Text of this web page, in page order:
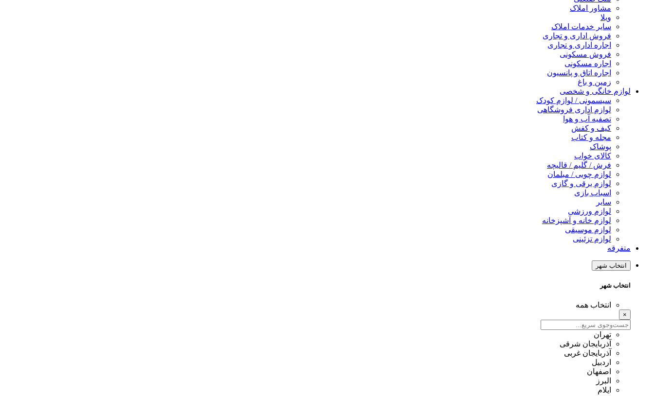
مشاور املاک
ویلا
سایر خدمات املاک
فروش اداری و تجاری
اجاره اداری و تجاری
فروش مسکونی
اجاره مسکونی
اجاره اتاق و پانسیون
زمین و باغ
لوازم خانگی و شخصی
سیسمونی / لوازم کودک
لوازم اداری فروشگاهی
تصفیه آب و هوا
کیف و کفش
مجله و کتاب
پوشاک
کالای خواب
فرش / گلیم / قالیچه
لوازم چوبی / مبلمان
لوازم برقی و گازی
اسباب بازی
سایر
لوازم ورزشی
لوازم خانه و آشپزخانه
لوازم موسیقی
لوازم تزئینی
متفرقه
انتخاب شهر
انتخاب شهر
انتخاب همه
×
تهران
آذربایجان شرقی
آذربایجان غربی
اردبیل
اصفهان
البرز
ایلام